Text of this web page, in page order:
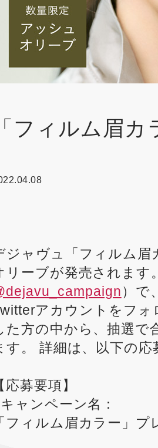
「フィルム眉
ジャヴュ「フィルム眉
リーブが発売されます
）で
アカウントをフォ
た方の中から、抽選で
す。 詳細は、以下の応
【応募要項】
ャンペーン名：
「フィルム眉カラー」